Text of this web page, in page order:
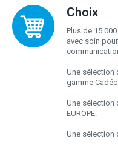
Choix
Plus de 15
avec soin
Une sélection
gamme
Une sélection
EUROPE.
Une sélection